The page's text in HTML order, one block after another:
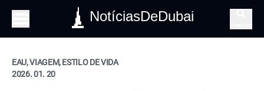
NotíciasDeDubai
EAU, VIAGEM, ESTILO DE VIDA
2026. 01. 20